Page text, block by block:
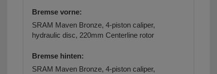
Bremse vorne:
SRAM Maven Bronze, 4-piston caliper,
hydraulic disc, 220mm Centerline rotor
Bremse hinten:
SRAM Maven Bronze, 4-piston caliper,